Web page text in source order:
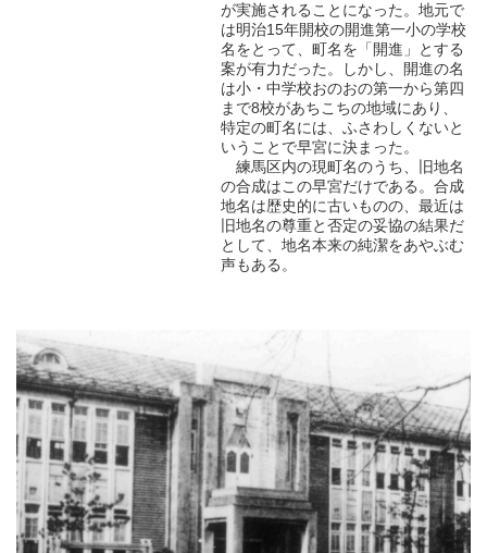
が実施されることになった。地元で
は明治15年開校の開進第一小の学校
名をとって、町名を「開進」とする
案が有力だった。しかし、開進の名
は小・中学校おのおの第一から第四
まで8校があちこちの地域にあり、
特定の町名には、ふさわしくないと
いうことで早宮に決まった。
練馬区内の現町名のうち、旧地名
の合成はこの早宮だけである。合成
地名は歴史的に古いものの、最近は
旧地名の尊重と否定の妥協の結果だ
として、地名本来の純潔をあやぶむ
声もある。